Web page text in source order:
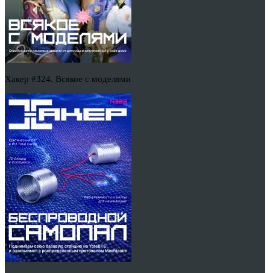
Хакер #324. Всякое с моделями